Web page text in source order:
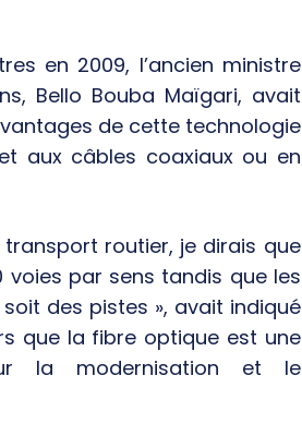
en 2009, l’ancien ministre
Bello Bouba Maïgari, avait
de cette technologie
aux câbles coaxiaux ou en
routier, je dirais que
par sens tandis que les
des pistes », avait indiqué
que la fibre optique est une
la modernisation et le